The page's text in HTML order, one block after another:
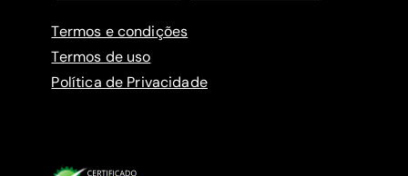
Termos e condições
Termos de uso
Política de Privacidade